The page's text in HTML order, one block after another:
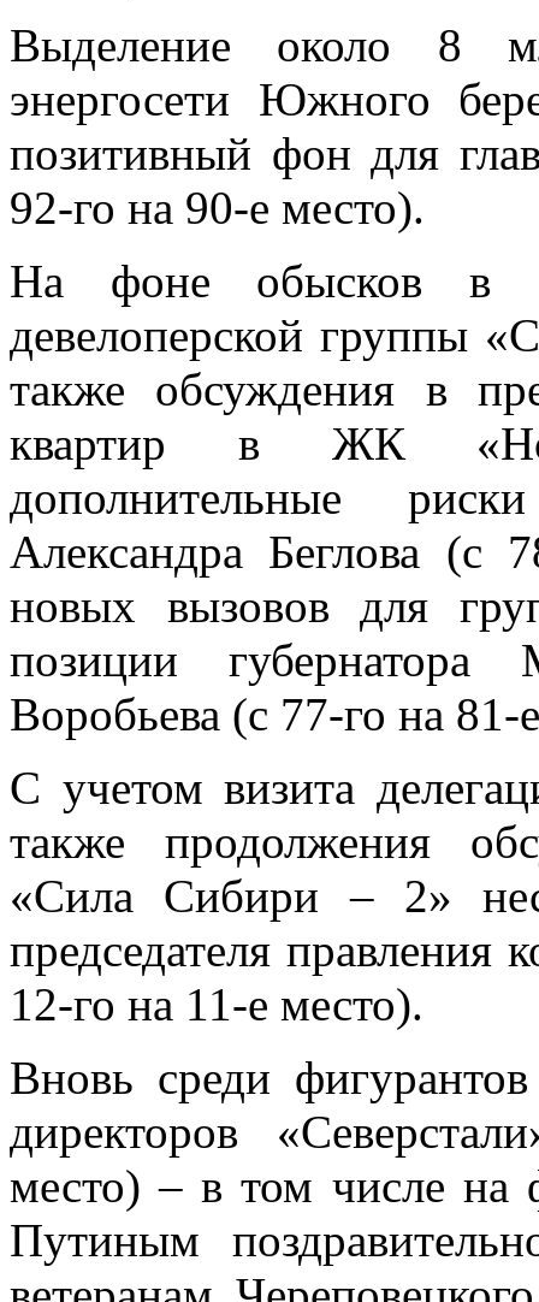
Выделение около 8
энергосети Южного
позитивный фон для
92-го на 90-е место).
На фоне обысков в
девелоперской группы
также обсуждения в
квартир в ЖК
дополнительные
Александра Беглова (с
новых вызовов для
позиции губернатора
Воробьева (с 77-го на 81-
С учетом визита
также продолжения
«Сила Сибири – 2»
председателя
12-го на 11-е место).
Вновь среди фигурантов
директоров
место) – в том числе на
Путиным